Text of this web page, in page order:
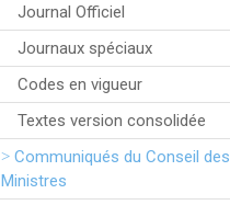
Journal Officiel
Journaux spéciaux
Codes en vigueur
Textes version consolidée
Communiqués du Conseil des
Ministres